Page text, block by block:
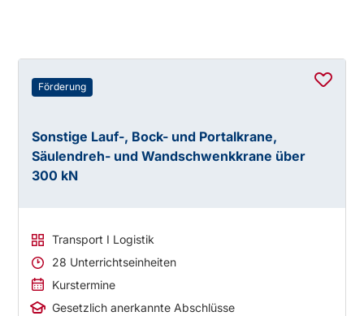
Förderung
Sonstige Lauf-, Bock- und Portalkrane,
Säulendreh- und Wandschwenkkrane über
300 kN
Transport I Logistik
28 Unterrichtseinheiten
Kurstermine
Gesetzlich anerkannte Abschlüsse